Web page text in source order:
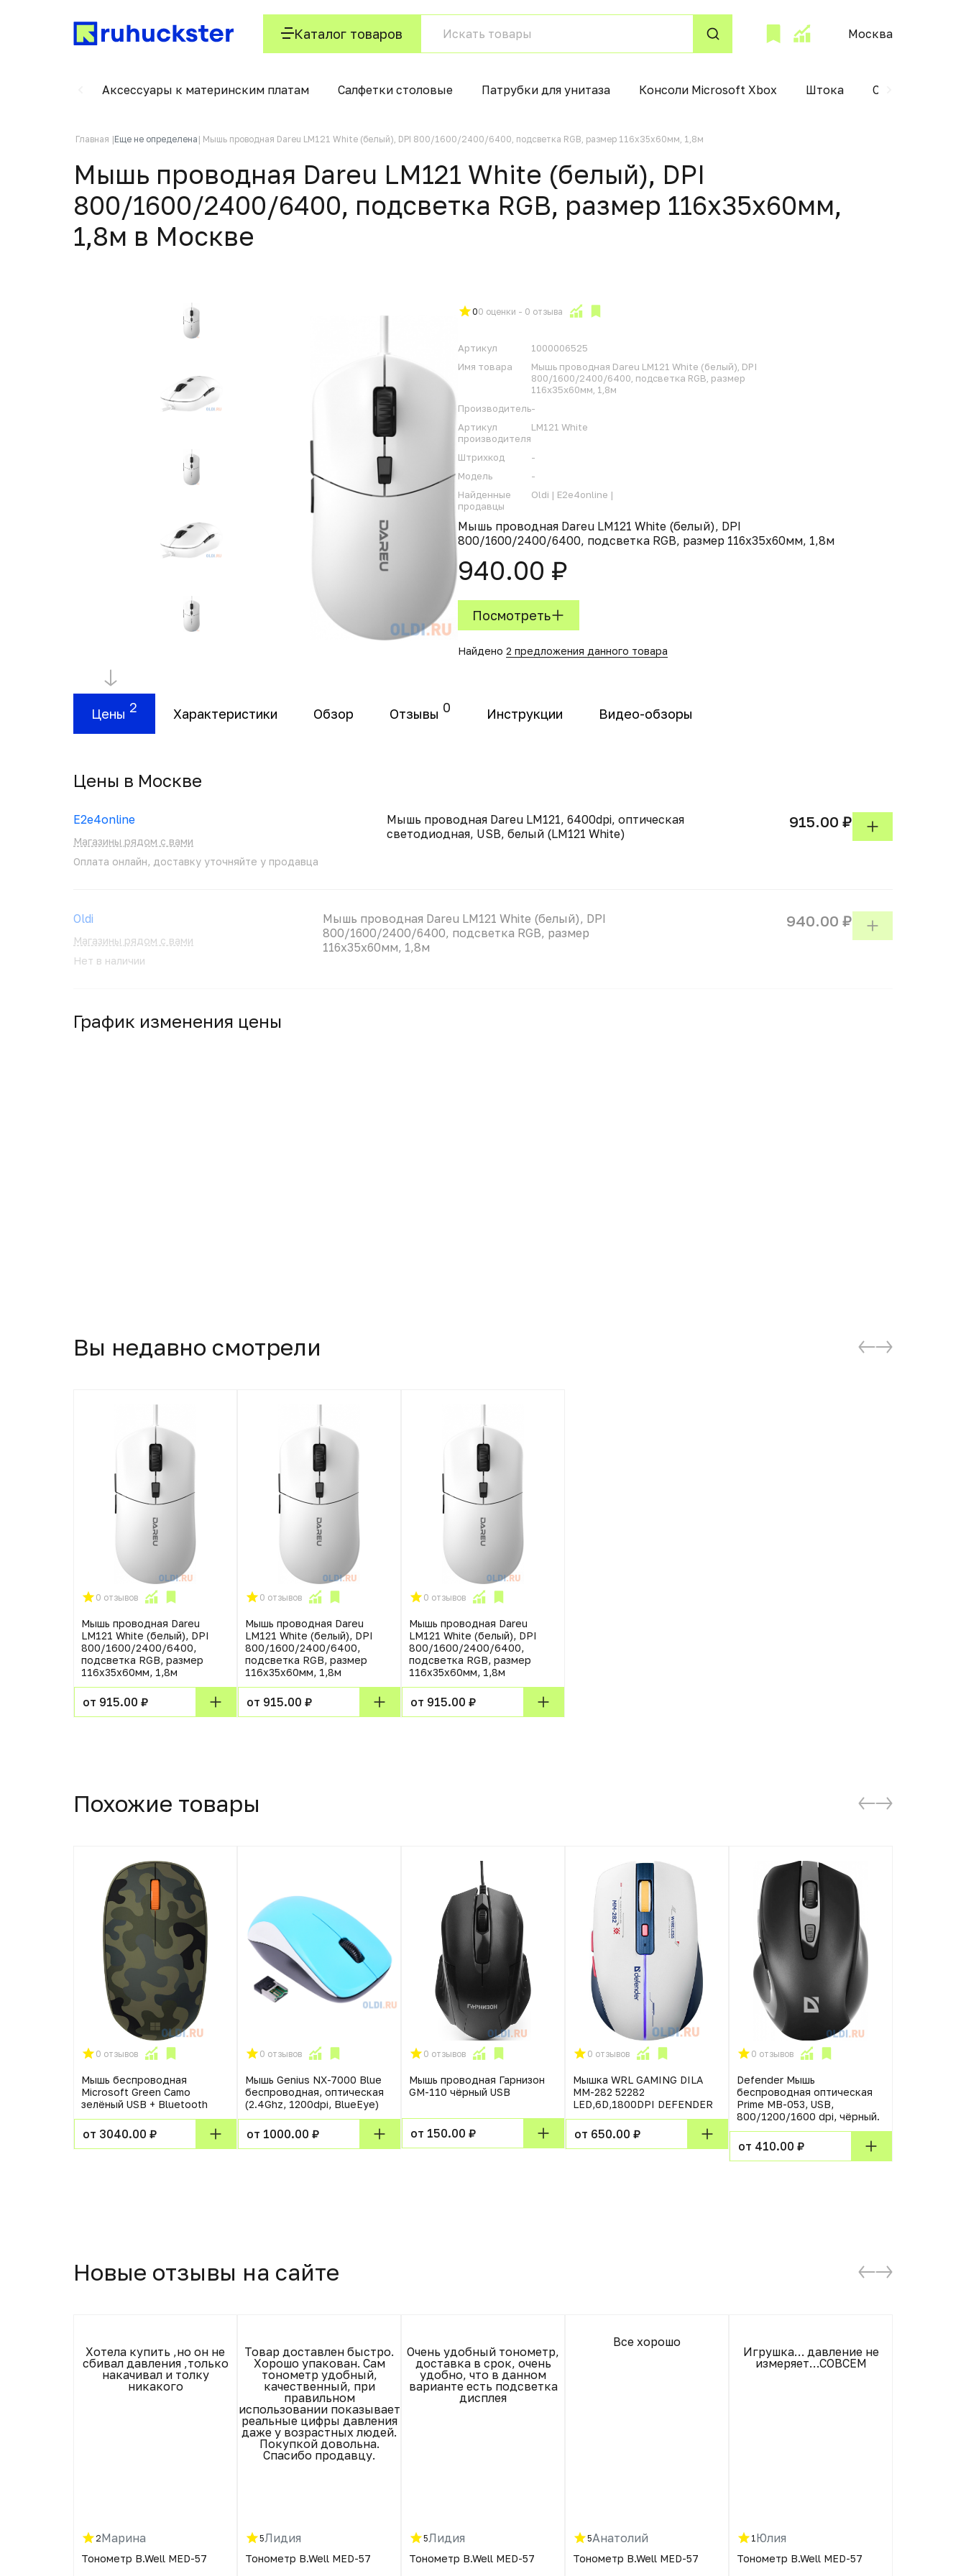
Каталог товаров Москва
Аксессуары к материнским платам Салфетки столовые Патрубки для унитаза Консоли Microsoft Xbox Штока
Главная Еще не определена Мышь проводная Dareu LM121 White (белый), DPI 800/1600/2400/6400, подсветка RGB, размер 116x35x60мм, 1,8м
Мышь проводная Dareu LM121 White (белый), DPI
800/1600/2400/6400, подсветка RGB, размер 116x35x60мм,
1,8м в Москвe
00 оценки - 0 отзыва
Артикул
1000006525
Имя товара
Мышь проводная Dareu LM121 White (белый), DPI
800/1600/2400/6400, подсветка RGB, размер
116x35x60мм, 1,8м
Производитель-
Артикул
производителя
LM121 White
Штрихкод
-
Модель
-
Найденные
продавцы
Oldi | E2e4online |
Мышь проводная Dareu LM121 White (белый), DPI
800/1600/2400/6400, подсветка RGB, размер 116x35x60мм, 1,8м
940.00 ₽
Посмотреть
Найдено 2 предложения данного товара
Цены 2 Характеристики Обзор Отзывы 0 Инструкции Видео-обзоры
Цены в Москвe
E2e4online
Магазины рядом с вами
Оплата онлайн, доставку уточняйте у продавца
Мышь проводная Dareu LM121, 6400dpi, оптическая
светодиодная, USB, белый (LM121 White)
915.00 ₽
Oldi
Магазины рядом с вами
Нет в наличии
Мышь проводная Dareu LM121 White (белый), DPI
800/1600/2400/6400, подсветка RGB, размер
116x35x60мм, 1,8м
940.00 ₽
График изменения цены
Вы недавно смотрели
0 отзывов
Мышь проводная Dareu
LM121 White (белый), DPI
800/1600/2400/6400,
подсветка RGB, размер
116x35x60мм, 1,8м
от 915.00 ₽
0 отзывов
Мышь проводная Dareu
LM121 White (белый), DPI
800/1600/2400/6400,
подсветка RGB, размер
116x35x60мм, 1,8м
от 915.00 ₽
0 отзывов
Мышь проводная Dareu
LM121 White (белый), DPI
800/1600/2400/6400,
подсветка RGB, размер
116x35x60мм, 1,8м
от 915.00 ₽
Похожие товары
0 отзывов
Мышь беспроводная
Microsoft Green Camo
зелёный USB + Bluetooth
от 3040.00 ₽
0 отзывов
Мышь Genius NX-7000 Blue
беспроводная, оптическая
(2.4Ghz, 1200dpi, BlueEye)
от 1000.00 ₽
0 отзывов
Мышь проводная Гарнизон
GM-110 чёрный USB
от 150.00 ₽
0 отзывов
Мышка WRL GAMING DILA
MM-282 52282
LED,6D,1800DPI DEFENDER
от 650.00 ₽
0 отзывов
Defender Мышь
беспроводная оптическая
Prime MB-053, USB,
800/1200/1600 dpi, чёрный.
от 410.00 ₽
Новые отзывы на сайте
Хотела купить ,но он не
сбивал давления ,только
накачивал и толку
никакого
2Марина
Тонометр B.Well MED-57
Товар доставлен быстро.
Хорошо упакован. Сам
тонометр удобный,
качественный, при
правильном
использовании показывает
реальные цифры давления
даже у возрастных людей.
Покупкой довольна.
Спасибо продавцу.
5Лидия
Тонометр B.Well MED-57
Очень удобный тонометр,
доставка в срок, очень
удобно, что в данном
варианте есть подсветка
дисплея
5Лидия
Тонометр B.Well MED-57
Все хорошо
5Анатолий
Тонометр B.Well MED-57
Игрушка… давление не
измеряет…СОВСЕМ
1 Юлия
Тонометр B.Well MED-57